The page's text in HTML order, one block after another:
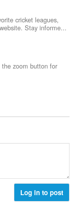
cricket leagues,
Stay informe...
zoom button for
Log in to post